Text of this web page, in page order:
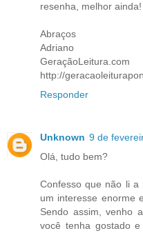
resenha, melhor ainda!
Abraços
Adriano
http://
Responder
Unknown 9 de
Olá, tudo bem?
Confesso que não li a
um interesse enorme
Sendo assim, venho
você tenha gostado